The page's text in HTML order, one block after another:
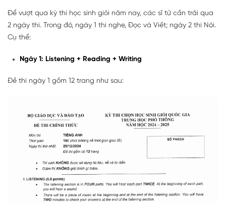
Để vượt qua kỳ thi học sinh giỏi năm nay, các sĩ tử cần trải qua
2 ngày thi. Trong đó, ngày 1 thi nghe, Đọc và Viết; ngày 2 thi Nói.
Cụ thể:
Ngày 1: Listening + Reading + Writing
Đề thi ngày 1 gồm 12 trang như sau: